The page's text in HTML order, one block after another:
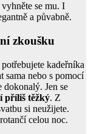
se mu. I
a půvabně.
zkoušku
kadeřníka
sama nebo s pomocí
dokonalý. Jen se
příliš těžký. Z
si neužijete.
celou noc.